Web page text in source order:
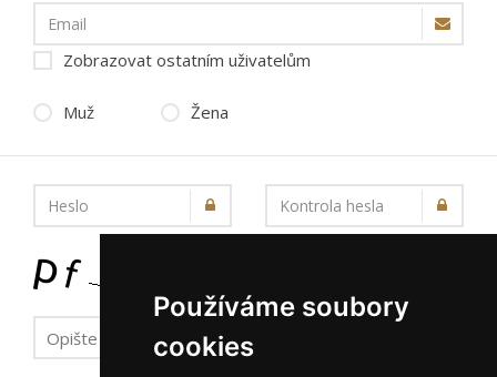
Používáme soubory
cookies
Email
Zobrazovat ostatním uživatelům
Muž Žena
Heslo Kontrola hesla